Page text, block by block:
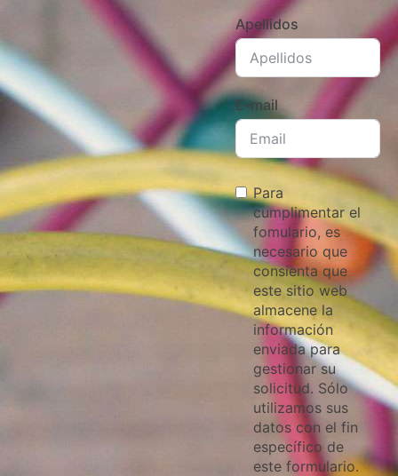
Apellidos
E-mail
Para
cumplimentar el
fomulario, es
necesario que
consienta que
este sitio web
almacene la
información
enviada para
gestionar su
solicitud. Sólo
utilizamos sus
datos con el fin
específico de
este formulario.